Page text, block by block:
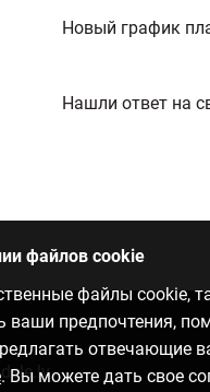
Новый график
Нашли ответ на
файлов cookie
файлы
предпочтения,
. Вы можете дать свое